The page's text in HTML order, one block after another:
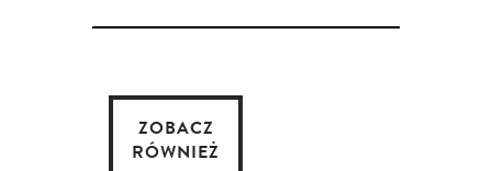
ZOBACZ
RÓWNIEŻ